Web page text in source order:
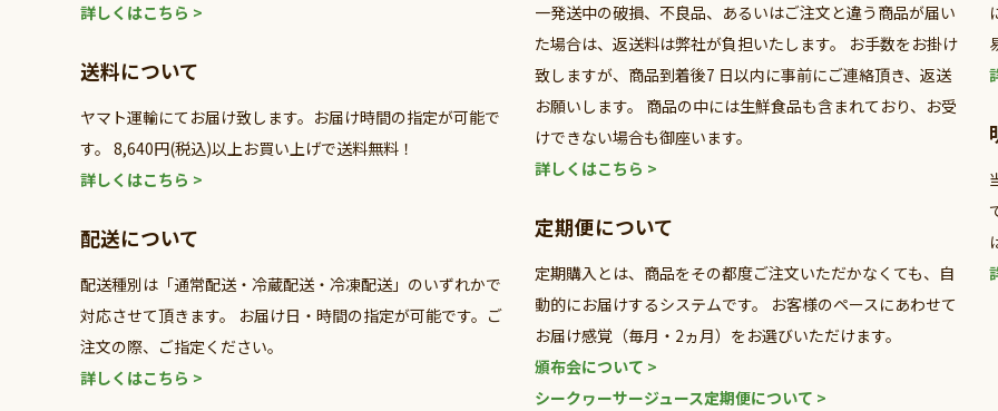
詳しくはこちら >
送料について
ヤマト運輸にてお届け致します。お届け時間の指定が可能で
す。 8,640円(税込)以上お買い上げで送料無料！
詳しくはこちら >
配送について
配送種別は「通常配送・冷蔵配送・冷凍配送」のいずれかで
対応させて頂きます。 お届け日・時間の指定が可能です。ご
注文の際、ご指定ください。
詳しくはこちら >
一発送中の破損、不良品、あるいはご注文と違う商品が届い
た場合は、返送料は弊社が負担いたします。 お手数をお掛け
致しますが、商品到着後7 日以内に事前にご連絡頂き、返送
お願いします。 商品の中には生鮮食品も含まれており、お受
けできない場合も御座います。
詳しくはこちら >
定期便について
定期購入とは、商品をその都度ご注文いただかなくても、自
動的にお届けするシステムです。 お客様のペースにあわせて
お届け感覚（毎月・2ヵ月）をお選びいただけます。
頒布会について >
シークヮーサージュース定期便について >